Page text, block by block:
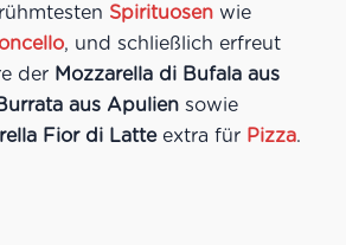
Spirituosen wie
, und schließlich erfreut
der Mozzarella di Bufala aus
aus Apulien sowie
Fior di Latteextra für Pizza.